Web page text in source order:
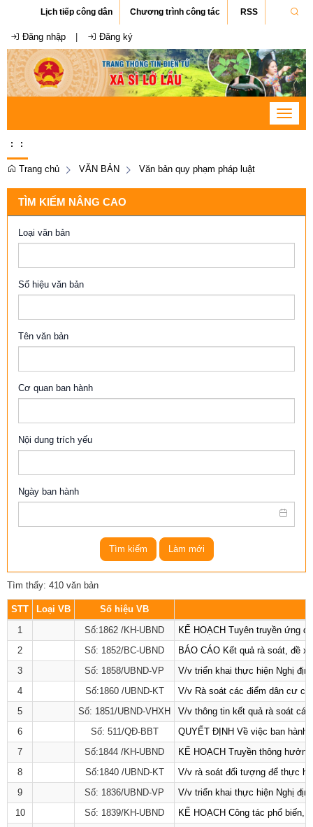
Lịch tiếp công dân Chương trình công tác RSS
Đăng nhập Đăng ký
Toggle
: :
Trang chủ VĂN BẢN Văn bản quy phạm pháp luật
TÌM KIẾM NÂNG CAO
Loại văn bản
Số hiệu văn bản
Tên văn bản
Cơ quan ban hành
Nội dung trích yếu
Ngày ban hành
Tìm kiếm Làm mới
Tìm thấy: 410 văn bản
STT Loại VB
Số hiệu VB
1
Số:1862 /KH-UBND
KẾ HOẠCH Tuyên truyền ứng
2
Số: 1852/BC-UBND
BÁO CÁO Kết quả rà soát, đề
3
Số: 1858/UBND-VP
V/v triển khai thực hiện Nghị
4
Số:1860 /UBND-KT
V/v Rà soát các điểm dân cư
5
Số: 1851/UBND-VHXH
V/v thông tin kết quả rà soát
6
Số: 511/QĐ-BBT
QUYẾT ĐỊNH Về việc ban
7
Số:1844 /KH-UBND
KẾ HOẠCH Truyền thông
8
Số:1840 /UBND-KT
V/v rà soát đối tượng để thực
9
Số: 1836/UBND-VP
V/v triển khai thực hiện Nghị
10
Số: 1839/KH-UBND
KẾ HOẠCH Công tác phổ biến,